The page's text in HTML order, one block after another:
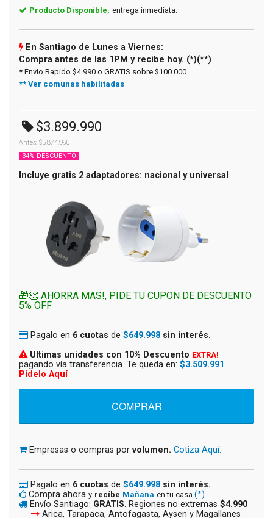
Producto Disponible, entrega inmediata.
En Santiago de Lunes a Viernes:
Compra antes de las 1PM y recibe hoy. (*)(**)
* Envio Rapido $4.990 o GRATIS sobre $100.000
** Ver comunas habilitadas
$3.899.990
Antes: $5.874.990
34% DESCUENTO
Incluye gratis 2 adaptadores: nacional y universal
🎁👏 AHORRA MAS!, PIDE TU CUPON DE DESCUENTO
5% OFF
Pagalo en 6 cuotas de $649.998 sin interés.
Ultimas unidades con 10% Descuento EXTRA!
pagando vía transferencia. Te queda en: $3.509.991.
Pidelo Aquí
Empresas o compras por volumen. Cotiza Aquí.
Pagalo en 6 cuotas de $649.998 sin interés.
Compra ahora y recíbe Mañana en tu casa.(*)
Envío Santiago: GRATIS. Regiones no extremas $4.990
Arica, Tarapaca, Antofagasta, Aysen y Magallanes